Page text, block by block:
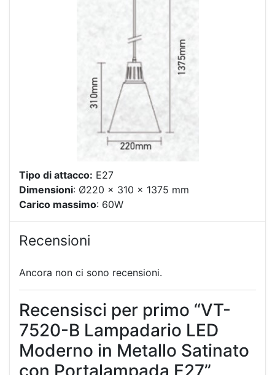
Tipo di attacco: E27
Dimensioni: Ø220 x 310 x 1375 mm
Carico massimo: 60W
Recensioni
Ancora non ci sono recensioni.
Recensisci per primo “VT-
7520-B Lampadario LED
Moderno in Metallo Satinato